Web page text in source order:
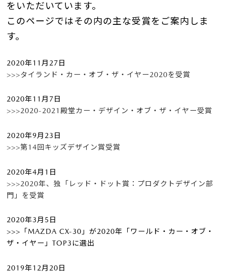
をいただいています。
このページではその内の主な受賞をご案内しま
す。
2020年11月27日
>>>タイランド・カー・オブ・ザ・イヤー2020を受賞
2020年11月7日
>>>2020-2021殿堂カー・デザイン・オブ・ザ・イヤー受賞
2020年9月23日
>>>第14回キッズデザイン賞受賞
2020年4月1日
>>>2020年、独「レッド・ドット賞：プロダクトデザイン部
門」を受賞
2020年3月5日
>>>「MAZDA CX-30」が2020年「ワールド・カー・オブ・
ザ・イヤー」TOP3に選出
2019年12月20日